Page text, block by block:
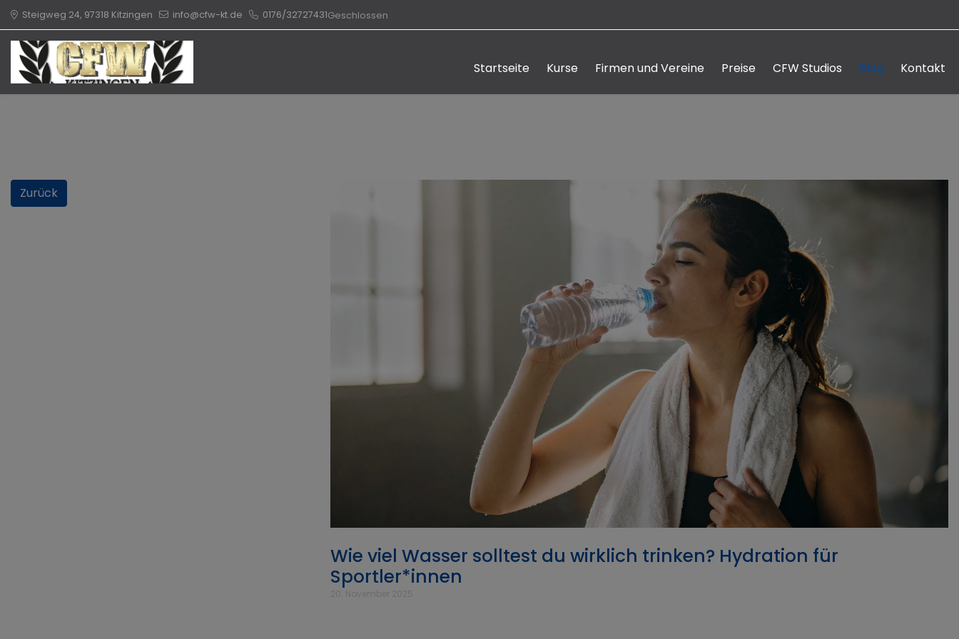
Steigweg 24, 97318 Kitzingen info@cfw-kt.de 0176/32727431Geschlossen
Startseite Kurse Firmen und Vereine Preise CFW Studios Blog Kontakt
Zurück
Wie viel Wasser solltest du wirklich trinken? Hydration für
Sportler*innen